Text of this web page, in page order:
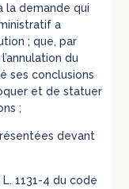
la demande qui
a
; que, par
du
ses conclusions
et de statuer
;
devant
1131-4 du code